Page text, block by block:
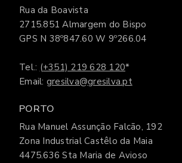
Rua da Boavista
2715.851 Almargem do Bispo
GPS N 38º847.60 W 9º266.04
Tel.: (+351) 219 628 120*
Email: gresilva@gresilva.pt
PORTO
Rua Manuel Assunção Falcão, 192
Zona Industrial Castêlo da Maia
4475.636 Sta Maria de Avioso